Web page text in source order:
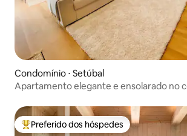
Condomínio ⋅ Setúbal
Apartamento elegante e ensolarado no
Entre os melhores preferidos dos hóspedes
Preferido dos hóspedes